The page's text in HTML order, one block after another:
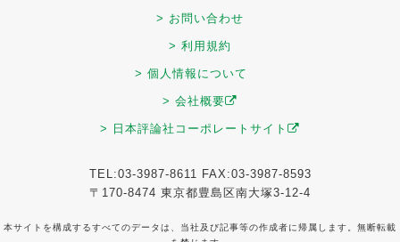
> お問い合わせ
> 利用規約
> 個人情報について
> 会社概要
> 日本評論社コーポレートサイト
TEL:03-3987-8611 FAX:03-3987-8593
〒170-8474 東京都豊島区南大塚3-12-4
本サイトを構成するすべてのデータは、当社及び記事等の作成者に帰属します。無断転載